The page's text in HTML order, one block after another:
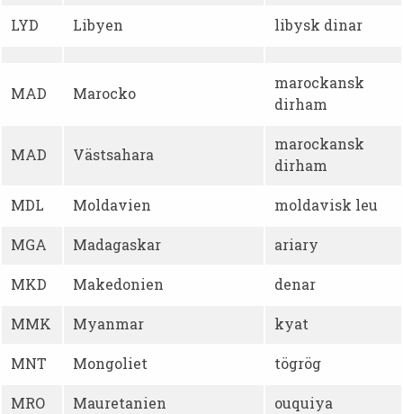
LYD Libyen libysk dinar
MAD Marocko
marockansk
dirham
MAD Västsahara
marockansk
dirham
MDL Moldavien moldavisk leu
MGA Madagaskar ariary
MKD Makedonien denar
MMK Myanmar kyat
MNT Mongoliet tögrög
MRO Mauretanien ouquiya